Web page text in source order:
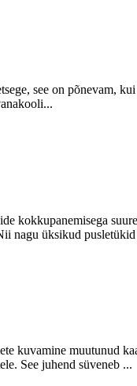
see on põnevam,
kokkupanemisega
nagu üksikud
kuvamine muutunud
See juhend süveneb ...